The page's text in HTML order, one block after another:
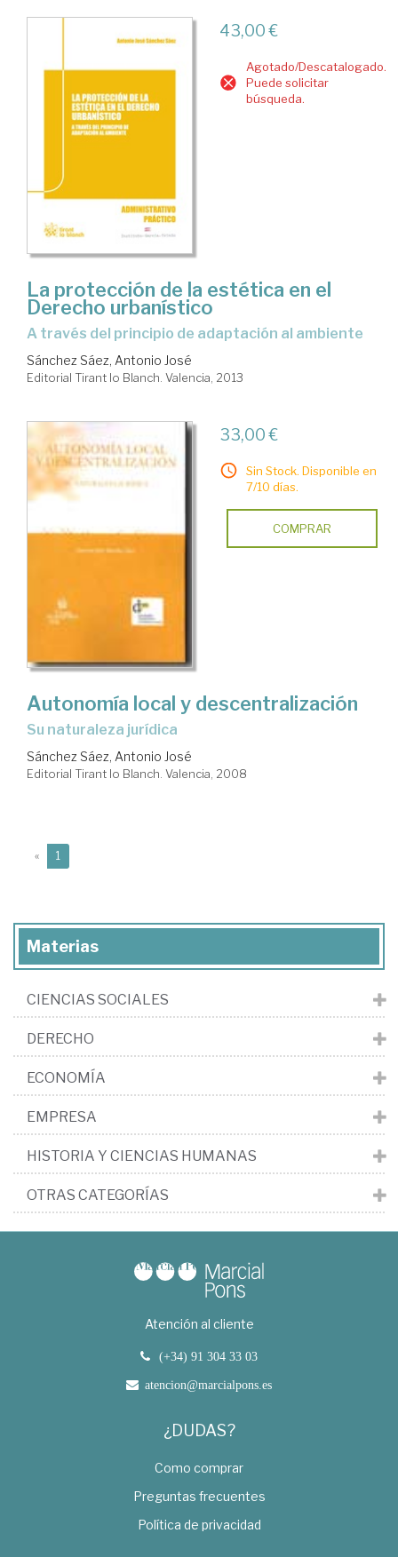
43,00 €
Agotado/Descatalogado.
Puede solicitar
búsqueda.
La protección de la estética en el
Derecho urbanístico
a través del principio de adaptación al ambiente
Sánchez Sáez, Antonio José
Editorial Tirant lo Blanch. Valencia, 2013
33,00 €
Sin Stock. Disponible en
7/10 días.
COMPRAR
Autonomía local y descentralización
su naturaleza jurídica
Sánchez Sáez, Antonio José
Editorial Tirant lo Blanch. Valencia, 2008
« 1
Materias
CIENCIAS SOCIALES
DERECHO
ECONOMÍA
EMPRESA
HISTORIA Y CIENCIAS HUMANAS
OTRAS CATEGORÍAS
Atención al cliente
(+34) 91 304 33 03
atencion@marcialpons.es
¿DUDAS?
Como comprar
Preguntas frecuentes
Política de privacidad